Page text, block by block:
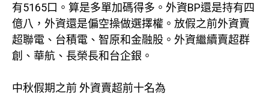
有5165口。算是多單加碼得多。外資BP還是持有四
億八，外資還是偏空操做選擇權。放假之前外資賣
超聯電、台積電、智原和金融股。外資繼續賣超群
創、華航、長榮長和台企銀。
中秋假期之前 外資賣超前十名為